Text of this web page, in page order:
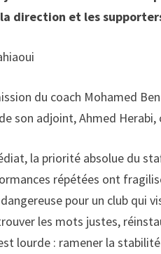
direction et les
du coach Mohamed
son adjoint, Ahmed
la priorité absolue du
répétées ont
pour un club qui
les mots justes,
lourde : ramener la